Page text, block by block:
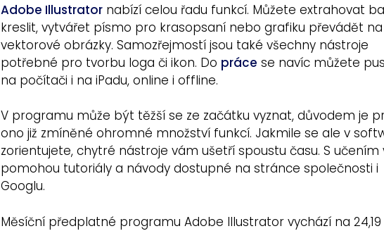
Adobe Illustrator nabízí celou řadu funkcí. Můžete extrahovat
kreslit, vytvářet písmo pro krasopsaní nebo grafiku převádět na
vektorové obrázky. Samozřejmostí jsou také všechny nástroje
potřebné pro tvorbu loga či ikon. Do práce se navíc můžete
na počítači i na iPadu, online i offline.
V programu může být těžší se ze začátku vyznat, důvodem je
ono již zmíněné ohromné množství funkcí. Jakmile se ale v
zorientujete, chytré nástroje vám ušetří spoustu času. S učením
pomohou tutoriály a návody dostupné na stránce společnosti i
Googlu.
Měsíční předplatné programu Adobe Illustrator vychází na